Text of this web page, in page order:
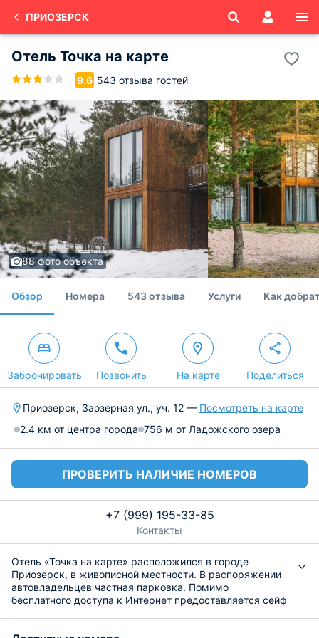
ПРИОЗЕРСК
Отель Точка на карте
9.6 543 отзыва гостей
88 фото объекта
Обзор Номера 543 отзыва Услуги Как
Забронировать Позвонить На карте Поделиться
Приозерск, Заозерная ул., уч. 12 — Посмотреть на карте
2.4 км от центра города 756 м от Ладожского озера
ПРОВЕРИТЬ НАЛИЧИЕ НОМЕРОВ
+7 (999) 195-33-85
Контакты
Отель «Точка на карте» расположился в городе
Приозерск, в живописной местности. В распоряжении
автовладельцев частная парковка. Помимо
бесплатного доступа к Интернет предоставляется сейф